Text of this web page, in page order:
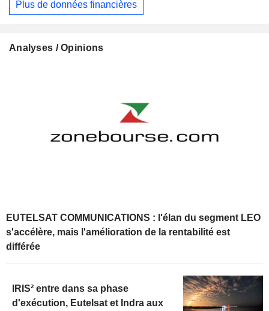
Plus de données financières
Analyses / Opinions
EUTELSAT COMMUNICATIONS : l'élan du segment LEO
s'accélère, mais l'amélioration de la rentabilité est
différée
IRIS² entre dans sa phase
d'exécution, Eutelsat et Indra aux